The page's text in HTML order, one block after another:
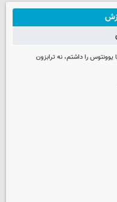
را داشتم، نه ترابزون